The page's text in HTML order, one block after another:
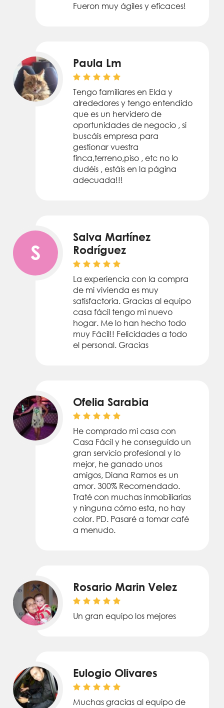
Fueron muy ágiles y eficaces!
Paula Lm
Tengo familiares en Elda y
alrededores y tengo entendido
que es un hervidero de
oportunidades de negocio , si
buscáis empresa para
gestionar vuestra
finca,terreno,piso , etc no lo
dudéis , estáis en la página
adecuada!!!
S
Salva Martínez
Rodríguez
La experiencia con la compra
de mi vivienda es muy
satisfactoria. Gracias al equipo
casa fácil tengo mi nuevo
hogar. Me lo han hecho todo
muy Fácil!! Felicidades a todo
el personal. Gracias
Ofelia Sarabia
He comprado mi casa con
Casa Fácil y he conseguido un
gran servicio profesional y lo
mejor, he ganado unos
amigos, Diana Ramos es un
amor. 300% Recomendado.
Traté con muchas inmobiliarias
y ninguna cómo esta, no hay
color. PD. Pasaré a tomar café
a menudo.
Rosario Marin Velez
Un gran equipo los mejores
Eulogio Olivares
Muchas gracias al equipo de